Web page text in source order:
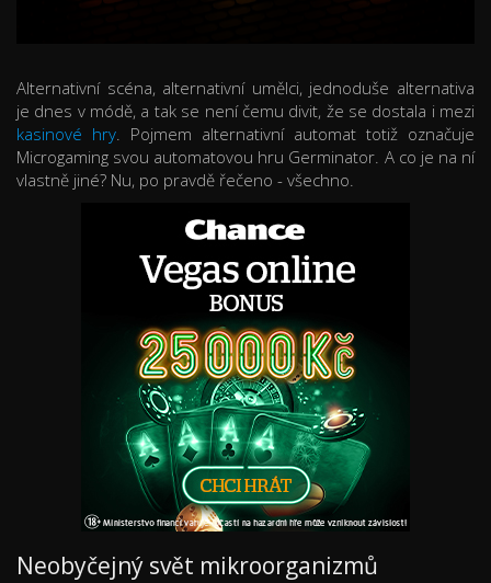
Alternativní scéna, alternativní umělci, jednoduše alternativa
je dnes v módě, a tak se není čemu divit, že se dostala i mezi
kasinové hry. Pojmem alternativní automat totiž označuje
Microgaming svou automatovou hru Germinator. A co je na ní
vlastně jiné? Nu, po pravdě řečeno - všechno.
Neobyčejný svět mikroorganizmů